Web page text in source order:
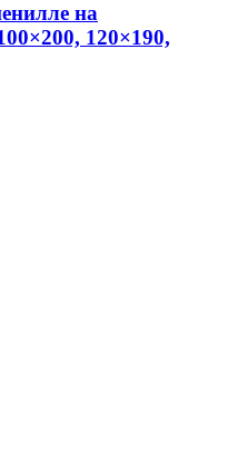
на
120×190,